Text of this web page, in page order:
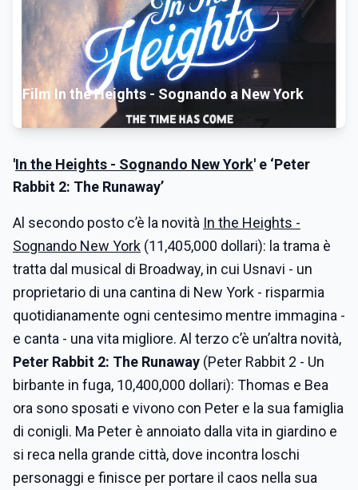
Film In the Heights - Sognando a New York
'In the Heights - Sognando New York' e ‘Peter
Rabbit 2: The Runaway’
Al secondo posto c’è la novità In the Heights -
Sognando New York (11,405,000 dollari): la trama è
tratta dal musical di Broadway, in cui Usnavi - un
proprietario di una cantina di New York - risparmia
quotidianamente ogni centesimo mentre immagina -
e canta - una vita migliore. Al terzo c’è un’altra novità,
Peter Rabbit 2: The Runaway (Peter Rabbit 2 - Un
birbante in fuga, 10,400,000 dollari): Thomas e Bea
ora sono sposati e vivono con Peter e la sua famiglia
di conigli. Ma Peter è annoiato dalla vita in giardino e
si reca nella grande città, dove incontra loschi
personaggi e finisce per portare il caos nella sua